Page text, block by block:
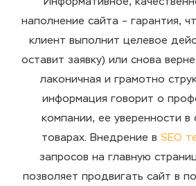
наполнение сайта – гарантия,
клиент выполнит целевое
оставит заявку) или снова
лаконичная и грамотно
информация говорит о
компании, ее уверенности в
товарах. Внедрение в SEO
запросов на главную
позволяет продвигать сайт в